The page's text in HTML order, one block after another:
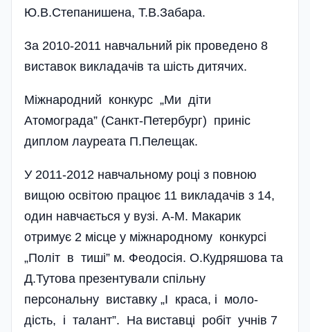
Ю.В.Степанишена, Т.В.Забара­.
За 2010-2011 навчальний рік проведено 8
виставок викладачів та шість дитячих.
Міжнародний конкурс „Ми діти
Атомограда” (Санкт-Петербург) приніс
диплом лауреата П.Пе­лещак.
У 2011-2012 навчальному році з повною
вищою освітою працює 11 викладачів з 14,
один навчається у вузі. А-М. Макарик
отримує 2 місце у міжнародному конкурсі
„Політ в тиші” м. Феодосія. О.Кудряшова та
Д.Тутова презентували спільну
персональну виставку „І краса, і моло­
дість, і талант”. На виставці робіт учнів 7